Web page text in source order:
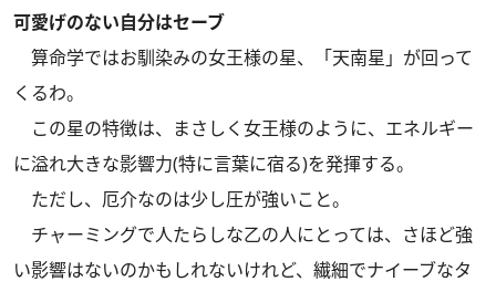
可愛げのない自分はセーブ
算命学ではお馴染みの女王様の星、「天南星」が回って
くるわ。
この星の特徴は、まさしく女王様のように、エネルギー
に溢れ大きな影響力(特に言葉に宿る)を発揮する。
ただし、厄介なのは少し圧が強いこと。
チャーミングで人たらしな乙の人にとっては、さほど強
い影響はないのかもしれないけれど、繊細でナイーブなタ